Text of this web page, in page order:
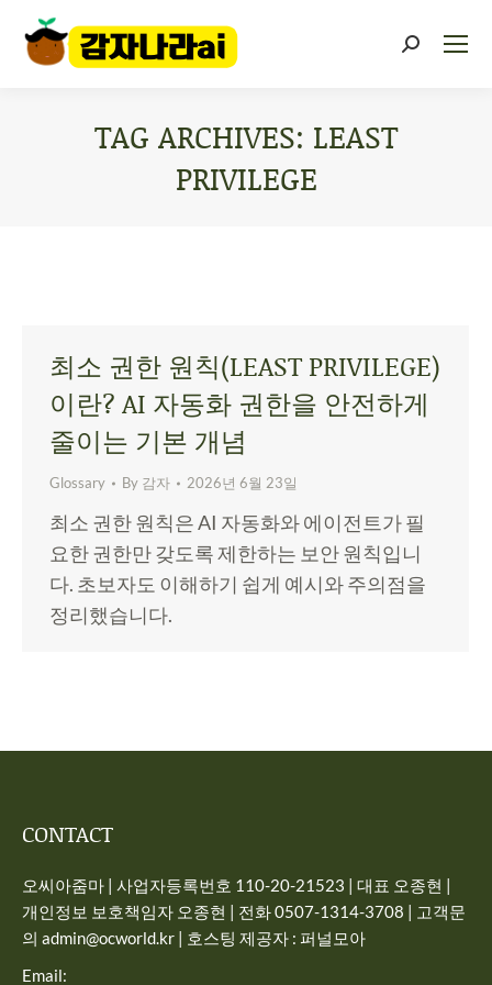
TAG ARCHIVES: LEAST
PRIVILEGE
최소 권한 원칙(LEAST PRIVILEGE)
이란? AI 자동화 권한을 안전하게
줄이는 기본 개념
Glossary By 감자 2026년 6월 23일
최소 권한 원칙은 AI 자동화와 에이전트가 필
요한 권한만 갖도록 제한하는 보안 원칙입니
다. 초보자도 이해하기 쉽게 예시와 주의점을
정리했습니다.
CONTACT
오씨아줌마 | 사업자등록번호 110-20-21523 | 대표 오종현 |
개인정보 보호책임자 오종현 | 전화 0507-1314-3708 | 고객문
의 admin@ocworld.kr | 호스팅 제공자 : 퍼널모아
Email: